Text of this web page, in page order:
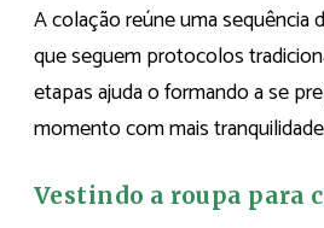
A colação reúne uma sequência
que seguem protocolos
etapas ajuda o formando a se
momento com mais
Vestindo a roupa para